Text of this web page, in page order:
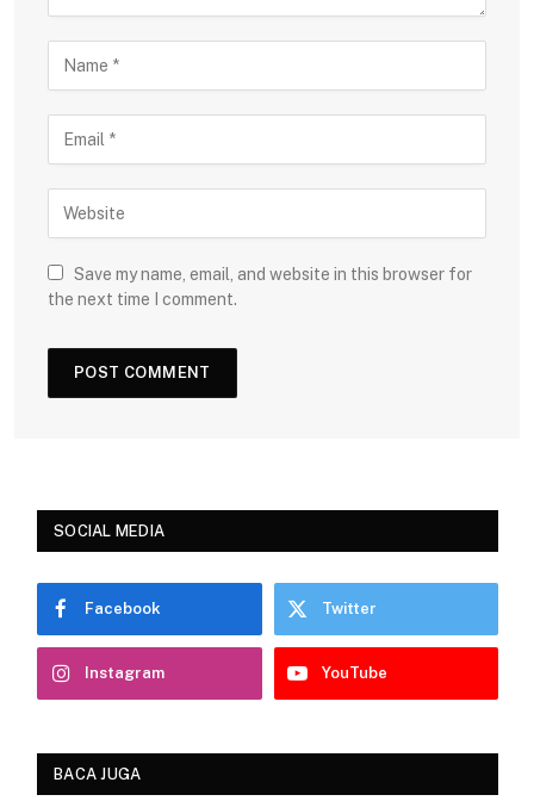
Save my name, email, and website in this browser for
the next time I comment.
SOCIAL MEDIA
Facebook Twitter
Instagram YouTube
BACA JUGA